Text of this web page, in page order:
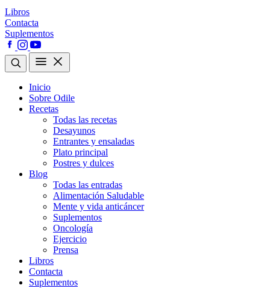
Libros
Contacta
Suplementos
Inicio
Sobre Odile
Recetas
Todas las recetas
Desayunos
Entrantes y ensaladas
Plato principal
Postres y dulces
Blog
Todas las entradas
Alimentación Saludable
Mente y vida anticáncer
Suplementos
Oncología
Ejercicio
Prensa
Libros
Contacta
Suplementos